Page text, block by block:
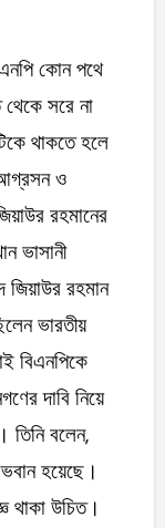
কোন পথে
সরে না
থাকতে হলে
ও
রহমানের
ভাসানী
জিয়াউর রহমান
ভারতীয়
বিএনপিকে
দাবি নিয়ে
বলেন,
হয়েছে।
থাকা উচিত।